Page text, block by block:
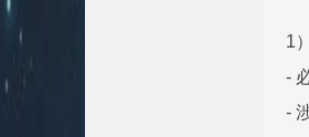
1
-
-